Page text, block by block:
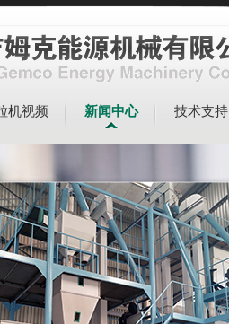
机视频 新闻中心 技术支持